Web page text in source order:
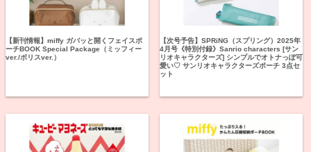
【新刊情報】miffy ガバッと開くフェイスポ
ーチBOOK Special Package（ミッフィー
ver./ボリスver.）
【次号予告】SPRiNG（スプリング）2025年
4月号《特別付録》Sanrio characters [サン
リオキャラクターズ] シンプルでオトナっぽ可
愛い♡ サンリオキャラクターズポーチ 3点セ
ット